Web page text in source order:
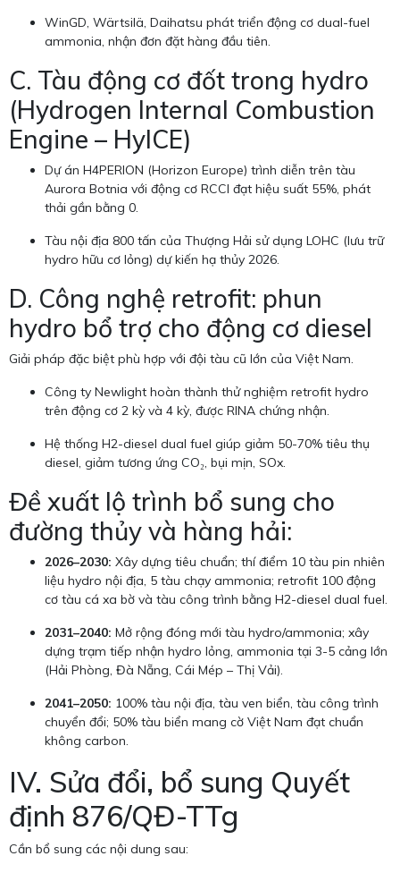
WinGD, Wärtsilä, Daihatsu phát triển động cơ dual-fuel
ammonia, nhận đơn đặt hàng đầu tiên.
C. Tàu động cơ đốt trong hydro
(Hydrogen Internal Combustion
Engine – HyICE)
Dự án H4PERION (Horizon Europe) trình diễn trên tàu
Aurora Botnia với động cơ RCCI đạt hiệu suất 55%, phát
thải gần bằng 0.
Tàu nội địa 800 tấn của Thượng Hải sử dụng LOHC (lưu trữ
hydro hữu cơ lỏng) dự kiến hạ thủy 2026.
D. Công nghệ retrofit: phun
hydro bổ trợ cho động cơ diesel
Giải pháp đặc biệt phù hợp với đội tàu cũ lớn của Việt Nam.
Công ty Newlight hoàn thành thử nghiệm retrofit hydro
trên động cơ 2 kỳ và 4 kỳ, được RINA chứng nhận.
Hệ thống H2-diesel dual fuel giúp giảm 50-70% tiêu thụ
diesel, giảm tương ứng CO₂, bụi mịn, SOx.
Đề xuất lộ trình bổ sung cho
đường thủy và hàng hải:
2026–2030: Xây dựng tiêu chuẩn; thí điểm 10 tàu pin nhiên
liệu hydro nội địa, 5 tàu chạy ammonia; retrofit 100 động
cơ tàu cá xa bờ và tàu công trình bằng H2-diesel dual fuel.
2031–2040: Mở rộng đóng mới tàu hydro/ammonia; xây
dựng trạm tiếp nhận hydro lỏng, ammonia tại 3-5 cảng lớn
(Hải Phòng, Đà Nẵng, Cái Mép – Thị Vải).
2041–2050: 100% tàu nội địa, tàu ven biển, tàu công trình
chuyển đổi; 50% tàu biển mang cờ Việt Nam đạt chuẩn
không carbon.
IV. Sửa đổi, bổ sung Quyết
định 876/QĐ-TTg
Cần bổ sung các nội dung sau: